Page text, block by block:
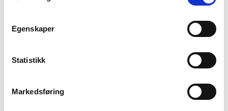
Egenskaper
Statistikk
Markedsføring
DOMPAP SKOG
HJORT SHINE 10,5CM